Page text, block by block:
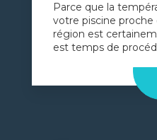
Parce que la
votre piscine proche
région est
est temps de